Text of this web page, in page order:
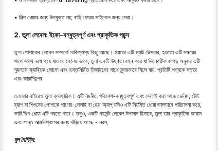
• শিল্প ধোয়ার জন্য উপযুক্ত নয়; বাড়ি ধোয়ার সাইকেল জন্য সেরা।
2. তুলা লেবেল: ইকো-বন্ধুত্বপূর্ণ এবং প্রাকৃতিক পছন্দ
তুলা পোশাকের লেবেল সম্পর্কে অবিশ্বাস্য কিছু আছে। হয়তো এটি ম্যাট টেক্সচার, হয়তো এটি সময়ের
সাথে সাথে নরম হয়ে যায় যে কোনও ভাবে, তুলা একটি উষ্ণতা বহন করে যা সিন্থেটিক কাপড় অনুকর এটি
ন্যূনতম ফ্যাব্রিক লোগো এবং হস্তনির্মিত ডিজাইনের সাথে সুন্দরভাবে মিলে যায়, প্রতিটি পণ্যকে সততা
এবং কারুশিল্পের
চেহারার বাইরেও তুলা ব্যবহারিক। এটি নমনীয়, পরিবেশ-বন্ধুত্বপূর্ণ এবং সেলাই করা সহজ ডেনিম, টোট
ব্যাগ বা শিশুদের পোশাকে পাশের-সেলাই বা হেম অ্যাপ্ যদিও এটি নিয়মিত ধোয়া ভালভাবে পরিচালনা করে,
ভারী শিল্প ধোয়া এটি পরতে পারে। তবুও, একটি গার্মেন্ট লেবেল উপাদান হিসাবে, তুলা তার প্রাকৃতিক আরাম
এবং শান্ত আত্মবিশ্বাসের জন্য দাঁড়িয়ে আছে - নরম,
মূল বৈশিষ্ট্য: